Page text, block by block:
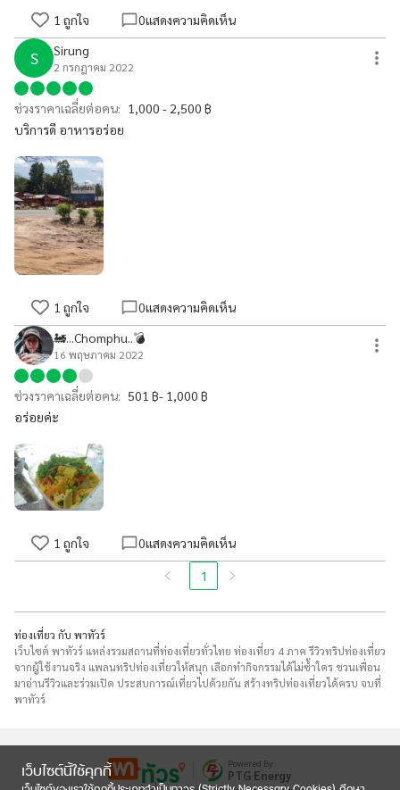
เว็บไซต์นี้ใช้คุกกี้
1 ถูกใจ 0แสดงความคิดเห็น
S Sirung
2 กรกฎาคม 2022
ช่วงราคาเฉลี่ยต่อคน: 1,000 - 2,500 ฿
บริการดี อาหารอร่อย
1 ถูกใจ 0แสดงความคิดเห็น
🚂...Chomphu..💣
16 พฤษภาคม 2022
ช่วงราคาเฉลี่ยต่อคน: 501 ฿- 1,000 ฿
อร่อยค่ะ
1 ถูกใจ 0แสดงความคิดเห็น
1
ท่องเที่ยว กับ พาทัวร์
เว็บไซต์ พาทัวร์ แหล่งรวมสถานที่ท่องเที่ยวทั่วไทย ท่องเที่ยว 4 ภาค รีวิวทริปท่องเที่ยว
จากผู้ใช้งานจริง แพลนทริปท่องเที่ยวให้สนุก เลือกทำกิจกรรมได้ไม่ซ้ำใคร ชวนเพื่อน
มาอ่านรีวิวและร่วมเปิด ประสบการณ์เที่ยวไปด้วยกัน สร้างทริปท่องเที่ยวได้ครบ จบที่
พาทัวร์
Powered By
PTG Energy